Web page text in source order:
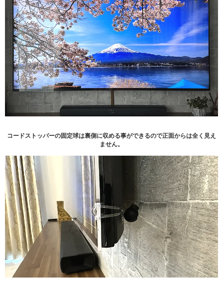
コードストッパーの固定球は裏側に収める事ができるので正面からは全く見え
ません。